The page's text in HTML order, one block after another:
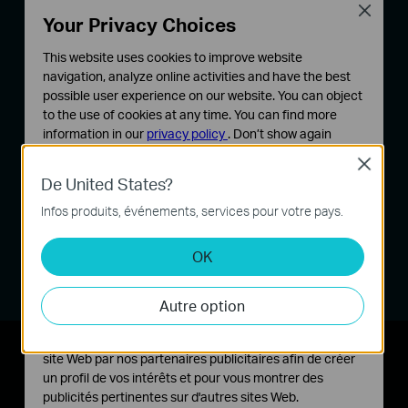
faisceaux concentre le signal Wi-Fi sur les clients
du réseau, focalisant la transmission de données
là ou elle est le plus utile.
Performance filaire pour
des vitesses maximales
De United States?
Infos produits, événements, services pour votre pays.
OK
Autre option
Close
Your Privacy Choices
This website uses cookies to improve website
navigation, analyze online activities and have the best
possible user experience on our website. You can object
to the use of cookies at any time. You can find more
information in our privacy policy . Don’t show again
Ces cookies sont nécessaires au fonctionnement du
site Web et ne peuvent pas être désactivés dans vos
systèmes.
Cookies d'analyse et marketing
Les cookies d'analyse nous permettent d'analyser vos
activités sur notre site Web pour améliorer et ajuster les
fonctionnalités de notre site Web.
site Web par nos partenaires publicitaires afin de créer
un profil de vos intérêts et pour vous montrer des
publicités pertinentes sur d'autres sites Web.
Close